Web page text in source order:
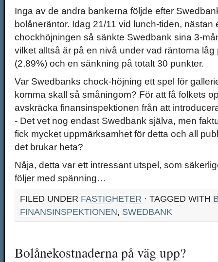
Inga av de andra bankerna följde efter
bolåneräntor. Idag 21/11 vid lunch-tiden, nästan
chockhöjningen så sänkte Swedbank sina 3-
vilket alltså är på en nivå under vad räntorna
(2,89%) och en sänkning på totalt 30 punkter.
Var Swedbanks chock-höjning ett spel för
komma skall så småningom? För att få folkets
avskräcka finansinspektionen från att
- Det vet nog endast Swedbank själva, men
fick mycket uppmärksamhet för detta och all
det brukar heta?
Nåja, detta var ett intressant utspel, som
följer med spänning…
FILED UNDER FASTIGHETER · TAGGED WITH
FINANSINSPEKTIONEN, SWEDBANK
Bolånekostnaderna på väg upp?